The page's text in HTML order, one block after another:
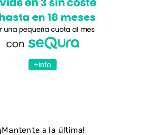
¡Mantente a la última!